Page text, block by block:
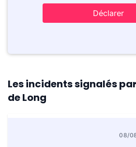
Déclarer
Les incidents signalés
de Long
08/